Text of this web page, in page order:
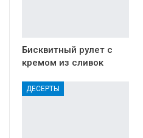
Бисквитный рулет с
кремом из сливок
ДЕСЕРТЫ